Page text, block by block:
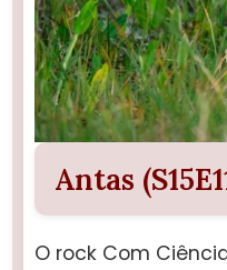
Antas
O rock Com